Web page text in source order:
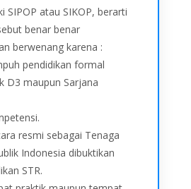
SIPOP atau SIKOP, berarti
benar benar
berwenang karena :
pendidikan formal
D3 maupun Sarjana
resmi sebagai Tenaga
Indonesia dibuktikan
STR.